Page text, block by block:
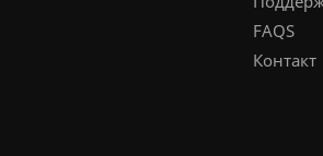
на водной
FAQS
Контакт